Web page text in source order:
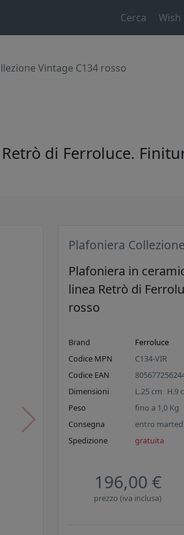
Cerca Wish
Vintage C134 rosso
di Ferroluce.
Plafoniera
Plafoniera in
linea Retrò di
rosso
Brand
Ferroluce
Codice MPN
C134-VIR
Codice EAN
Dimensioni
L.25 cm H.9
Peso
fino a 1,0 Kg
Consegna
entro
Spedizione
gratuita
196,00 €
prezzo (iva inclusa)